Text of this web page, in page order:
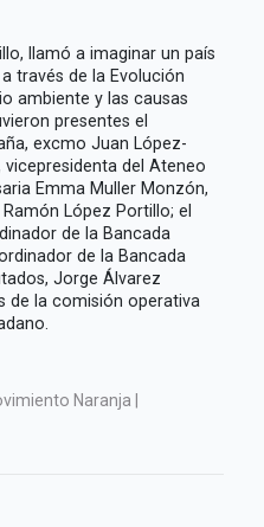
llamó a imaginar un país
través de la Evolución
ambiente y las causas
presentes el
excmo Juan López-
del Ateneo
Emma Muller Monzón,
López Portillo; el
de la Bancada
de la Bancada
Jorge Álvarez
de la comisión operativa
Naranja |